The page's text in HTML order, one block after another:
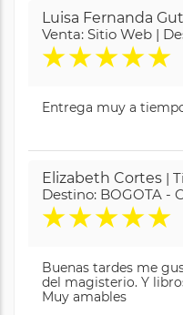
Luisa Fernanda
Venta: Sitio Web |
★★★★★
Entrega muy a
Elizabeth Cortes |
Destino: BOGOTA -
★★★★★
Buenas tardes me
del magisterio. Y
Muy amables